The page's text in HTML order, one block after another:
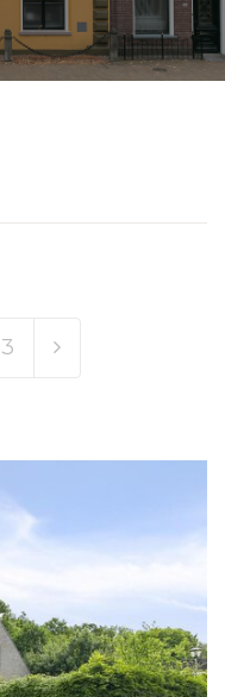
3 Volgende